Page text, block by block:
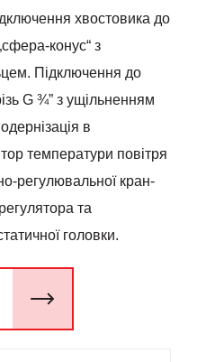
хвостовика до
конус“ з
Підключення до
G ¾” з ущільненням
в
температури повітря
регулювальної кран-
та
головки.